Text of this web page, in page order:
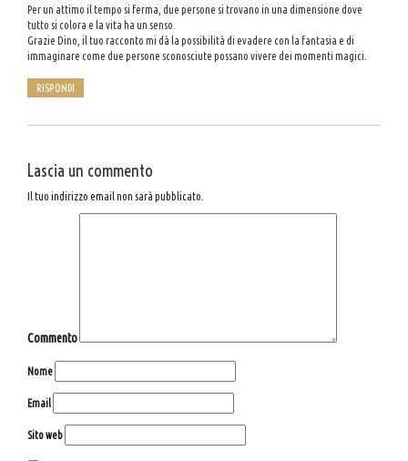
Per un attimo il tempo si ferma, due persone si trovano in una dimensione dove
tutto si colora e la vita ha un senso.
Grazie Dino, il tuo racconto mi dà la possibilità di evadere con la fantasia e di
immaginare come due persone sconosciute possano vivere dei momenti magici.
RISPONDI
Lascia un commento
Il tuo indirizzo email non sarà pubblicato.
Commento
Nome
Email
Sito web